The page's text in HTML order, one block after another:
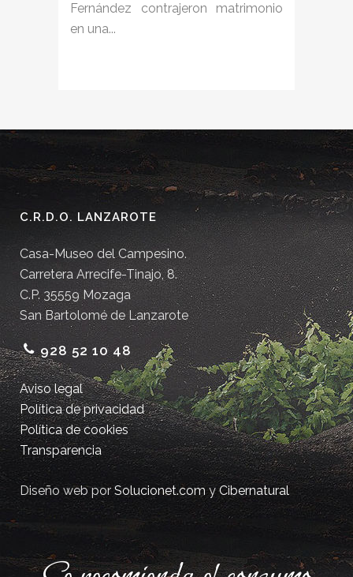
Fernández contrajeron matrimonio
en una...
C.R.D.O. LANZAROTE
Casa-Museo del Campesino.
Carretera Arrecife-Tinajo, 8.
C.P. 35559 Mozaga
San Bartolomé de Lanzarote
928 52 10 48
Aviso legal
Política de privacidad
Política de cookies
Transparencia
Diseño web porSolucionet.comyCibernatural